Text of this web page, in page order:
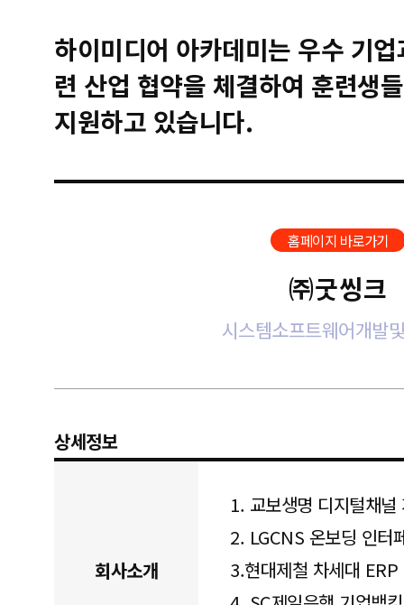
하이미디어 아카데미는 우수 기
련 산업 협약을 체결하여 훈련생
지원하고 있습니다.
홈페이지 바로가기
㈜굿씽크
시스템소프트웨어개발
상세정보
회사소개
1. 교보생명 디지털채널
2. LGCNS 온보딩 인터
3.현대제철 차세대 ERP